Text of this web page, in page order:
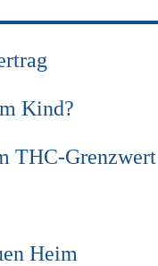
Kind?
THC-
Heim